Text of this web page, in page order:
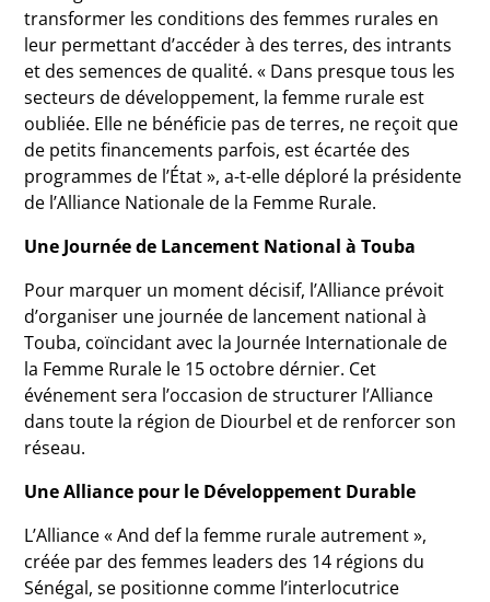
transformer les conditions des femmes rurales en
leur permettant d’accéder à des terres, des intrants
et des semences de qualité. « Dans presque tous les
secteurs de développement, la femme rurale est
oubliée. Elle ne bénéficie pas de terres, ne reçoit que
de petits financements parfois, est écartée des
programmes de l’État », a-t-elle déploré la présidente
de l’Alliance Nationale de la Femme Rurale.
Une Journée de Lancement National à Touba
Pour marquer un moment décisif, l’Alliance prévoit
d’organiser une journée de lancement national à
Touba, coïncidant avec la Journée Internationale de
la Femme Rurale le 15 octobre dérnier. Cet
événement sera l’occasion de structurer l’Alliance
dans toute la région de Diourbel et de renforcer son
réseau.
Une Alliance pour le Développement Durable
L’Alliance « And def la femme rurale autrement »,
créée par des femmes leaders des 14 régions du
Sénégal, se positionne comme l’interlocutrice